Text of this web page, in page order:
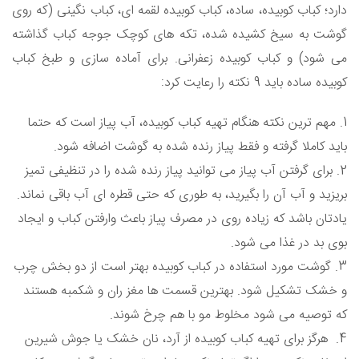
دارد؛ کباب کوبیده، ساده، کباب کوبیده لقمه ای، کباب نگینی (که روی
گوشت به سیخ کشیده شده، تکه های کوچک جوجه کباب گذاشته
می شود) و کباب کوبیده زعفرانی. برای آماده سازی و طبخ کباب
کوبیده ساده باید 9 نکته را رعایت کرد:
1. مهم ترین نکته هنگام تهیه کباب کوبیده، آب پیاز است که حتما
باید کاملا گرفته و فقط پیاز رنده شده به گوشت اضافه شود.
2. برای گرفتن آب پیاز می توانید پیاز رنده شده را در تنظیفی تمیز
بریزید و آب آن را بگیرید، به طوری که حتی قطره ای آب باقی نماند.
یادتان باشد که زیاده روی در مصرف پیاز باعث وارفتن کباب و ایجاد
بوی بد در غذا می شود.
3. گوشت مورد استفاده در کباب کوبیده بهتر است از دو بخش چرب
و خشک تشکیل شود. بهترین قسمت ها مغز ران و شکمبه هستند
که توصیه می شود مخلوط مو با هم چرخ شوند.
4. هرگز برای تهیه کباب کوبیده از آرد، نان خشک یا جوش شیرین